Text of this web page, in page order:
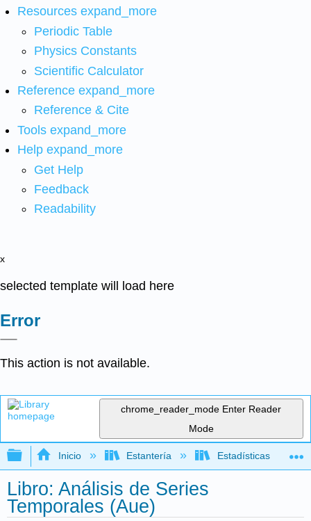
Resources expand_more
Periodic Table
Physics Constants
Scientific Calculator
Reference expand_more
Reference & Cite
Tools expand_more
Help expand_more
Get Help
Feedback
Readability
x
selected template will load here
Error
This action is not available.
chrome_reader_mode Enter Reader
Mode
Expandir/contraer jerarquía global
Inicio Estantería Estadísticas
Libro: Análisis de Series
Temporales (Aue)